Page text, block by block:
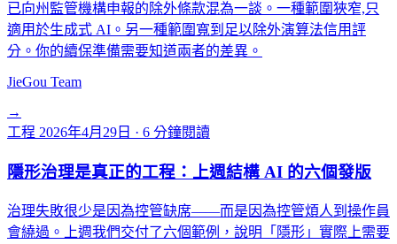
已向州監管機構申報的除外條款混為一談。一種範圍狹窄,只
適用於生成式 AI。另一種範圍寬到足以除外演算法信用評
分。你的續保準備需要知道兩者的差異。
JieGou Team
→
工程 2026年4月29日 · 6 分鐘閱讀
隱形治理是真正的工程：上週結構 AI 的六個發版
治理失敗很少是因為控管缺席——而是因為控管煩人到操作員
會繞過。上週我們交付了六個範例，說明「隱形」實際上需要